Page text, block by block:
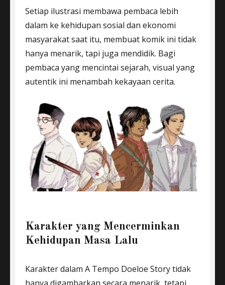
Setiap ilustrasi membawa pembaca lebih
dalam ke kehidupan sosial dan ekonomi
masyarakat saat itu, membuat komik ini tidak
hanya menarik, tapi juga mendidik. Bagi
pembaca yang mencintai sejarah, visual yang
autentik ini menambah kekayaan cerita.
Karakter yang Mencerminkan
Kehidupan Masa Lalu
Karakter dalam A Tempo Doeloe Story tidak